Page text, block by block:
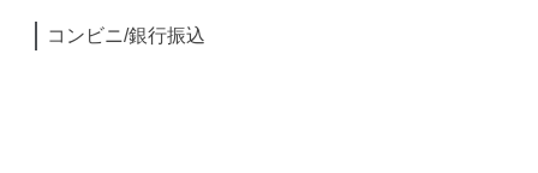
コンビニ/銀行振込